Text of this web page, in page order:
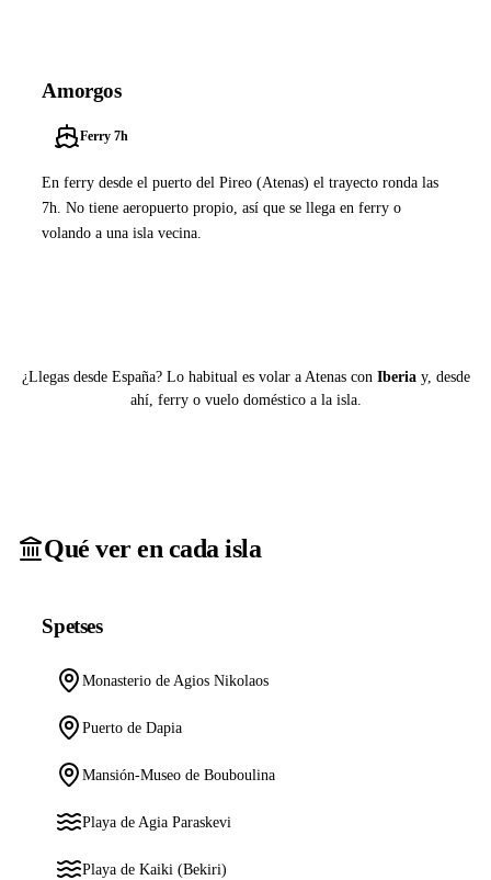
Amorgos
Ferry 7h
En ferry desde el puerto del Pireo (Atenas) el trayecto ronda las
7h. No tiene aeropuerto propio, así que se llega en ferry o
volando a una isla vecina.
¿Llegas desde España? Lo habitual es volar a Atenas con Iberiay, desde
ahí, ferry o vuelo doméstico a la isla.
Qué ver en cada isla
Spetses
Monasterio de Agios Nikolaos
Puerto de Dapia
Mansión-Museo de Bouboulina
Playa de Agia Paraskevi
Playa de Kaiki (Bekiri)